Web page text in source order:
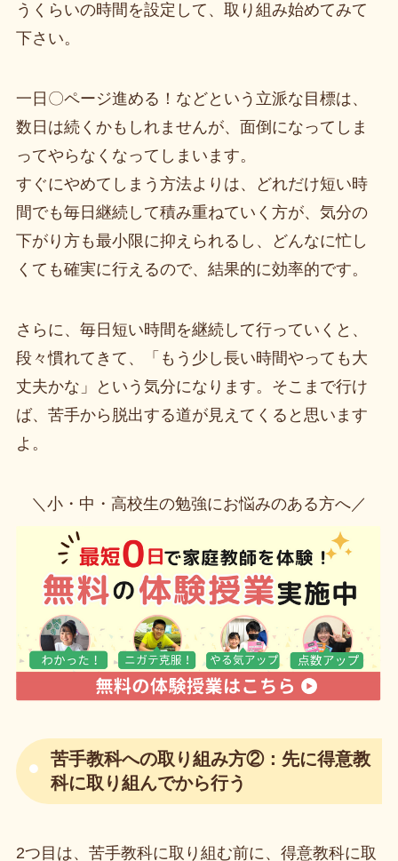
うくらいの時間を設定して、取り組み始めてみて
下さい。
一日〇ページ進める！などという立派な目標は、
数日は続くかもしれませんが、面倒になってしま
ってやらなくなってしまいます。
すぐにやめてしまう方法よりは、どれだけ短い時
間でも毎日継続して積み重ねていく方が、気分の
下がり方も最小限に抑えられるし、どんなに忙し
くても確実に行えるので、結果的に効率的です。
さらに、毎日短い時間を継続して行っていくと、
段々慣れてきて、「もう少し長い時間やっても大
丈夫かな」という気分になります。そこまで行け
ば、苦手から脱出する道が見えてくると思います
よ。
＼小・中・高校生の勉強にお悩みのある方へ／
苦手教科への取り組み方②：先に得意教
科に取り組んでから行う
2つ目は、苦手教科に取り組む前に、得意教科に取